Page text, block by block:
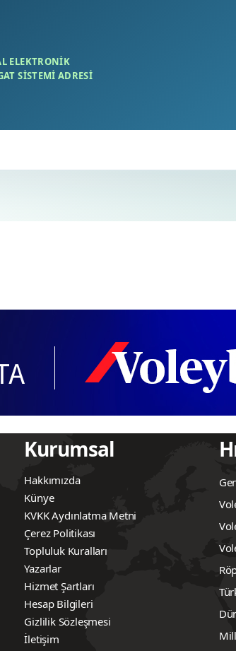
ELEKTRONIK
SISTEMI ADRESI
Kurumsal
Hakkımızda
Künye
KVKK Aydınlatma Metni
Çerez Politikası
Topluluk Kuralları
Yazarlar
Hizmet Şartları
Hesap Bilgileri
Gizlilik Sözleşmesi
İletişim